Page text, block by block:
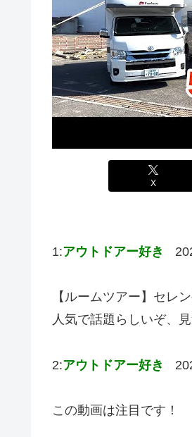
X
1:アウトドアー好き
【ルームツアー】セレ
人気で話題らしいぞ、
2:アウトドアー好き
この動画は注目です！